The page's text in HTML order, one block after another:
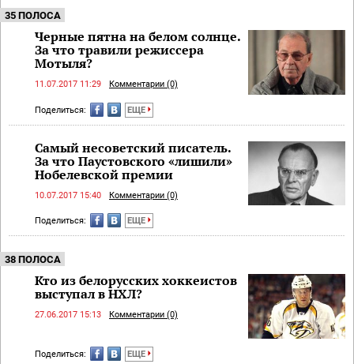
35 ПОЛОСА
Черные пятна на белом солнце.
За что травили режиссера
Мотыля?
11.07.2017 11:29 Комментарии (0)
Поделиться: ЕЩЕ
Самый несоветский писатель.
За что Паустовского «лишили»
Нобелевской премии
10.07.2017 15:40 Комментарии (0)
Поделиться: ЕЩЕ
38 ПОЛОСА
Кто из белорусских хоккеистов
выступал в НХЛ?
27.06.2017 15:13 Комментарии (0)
Поделиться: ЕЩЕ